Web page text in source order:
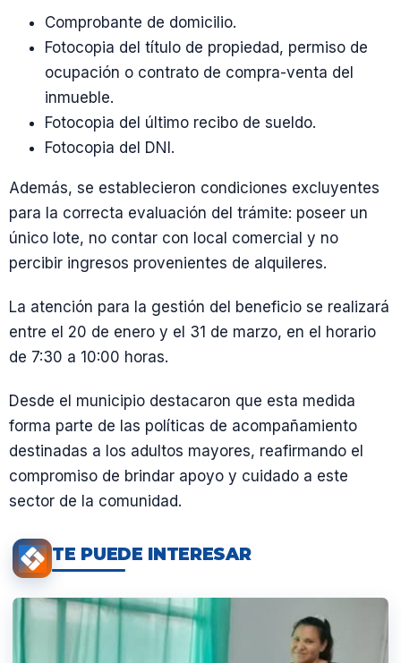
Comprobante de domicilio.
Fotocopia del título de propiedad, permiso de
ocupación o contrato de compra-venta del
inmueble.
Fotocopia del último recibo de sueldo.
Fotocopia del DNI.
Además, se establecieron condiciones excluyentes
para la correcta evaluación del trámite: poseer un
único lote, no contar con local comercial y no
percibir ingresos provenientes de alquileres.
La atención para la gestión del beneficio se realizará
entre el 20 de enero y el 31 de marzo, en el horario
de 7:30 a 10:00 horas.
Desde el municipio destacaron que esta medida
forma parte de las políticas de acompañamiento
destinadas a los adultos mayores, reafirmando el
compromiso de brindar apoyo y cuidado a este
sector de la comunidad.
TE PUEDE INTERESAR